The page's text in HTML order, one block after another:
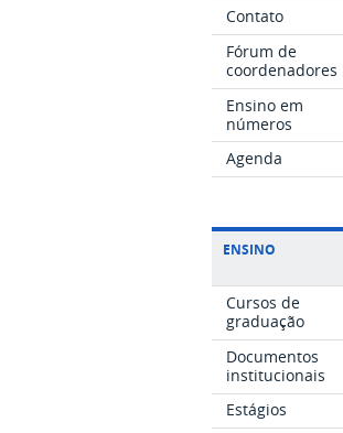
Contato
Fórum de
coordenadores
Ensino em
números
Agenda
ENSINO
Cursos de
graduação
Documentos
institucionais
Estágios